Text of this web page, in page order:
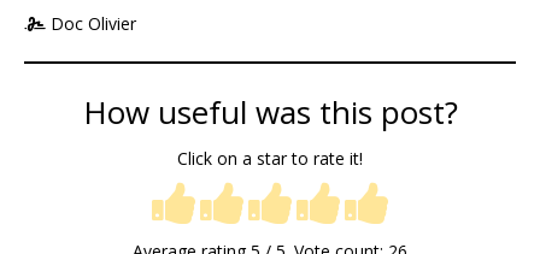
Doc Olivier
How useful was this post?
Click on a star to rate it!